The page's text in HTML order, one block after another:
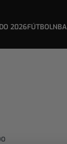
2026FÚTBOLNBA